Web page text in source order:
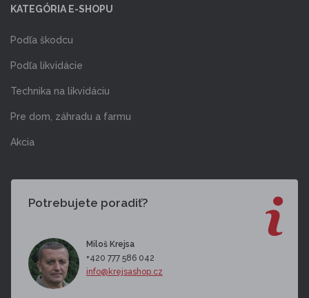
KATEGÓRIA E-SHOPU
Podľa škodcu
Podľa likvidácie
Technika na likvidáciu
Pre dom, záhradu a farmu
Akcia
Potrebujete poradiť?
Miloš Krejsa
+420 777 586 042
info@krejsashop.cz